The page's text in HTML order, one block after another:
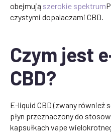
obejmują szerokie spektrum
czystymi dopalaczami CBD.
Czym jest
CBD?
E-liquid CBD (zwany również
płyn przeznaczony do
kapsułkach vape